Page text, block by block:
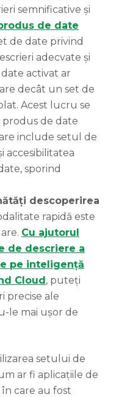
semnificative și
de date
de date privind
adecvate și
activat ar
decât un set de
Acest lucru se
de date
include setul de
accesibilitatea
sporind
descoperirea
rapidă este
Cu ajutorul
de descriere a
pe inteligență
Cloud, puteți
precise ale
le mai ușor de
setului de
ar fi aplicațiile de
care au fost